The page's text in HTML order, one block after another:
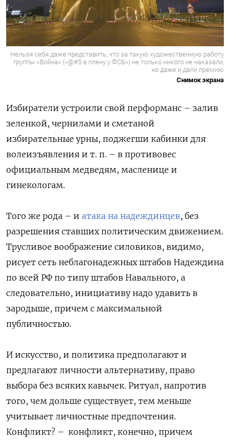
Нельзя себя даже представить, что за такую художественную работу
группы «Война» («@#$ в плену у ФСБ») не только никого не наказали,
но даже и дали премию
Снимок экрана
Избиратели устроили свой перформанс – залив
зеленкой, чернилами и сметаной
избирательные урны, поджегши кабинки для
волеизъявления и т. п. – в противовес
официальным медведям, масленице и
гинекологам.
Того же рода – и атака на надеждинцев, без
разрешения ставших политическим движением.
Трусливое воображение силовиков, видимо,
рисует сеть неблагонадежных штабов Надеждина
по всей РФ по типу штабов Навального, а
следовательно, инициативу надо удавить в
зародыше, причем с максимальной
публичностью.
И искусство, и политика предполагают и
предлагают личности альтернативу, право
выбора без всяких кавычек. Ритуал, напротив
того, чем дольше существует, тем меньше
учитывает личностные предпочтения.
Конфликт? – конфликт, конечно, причем